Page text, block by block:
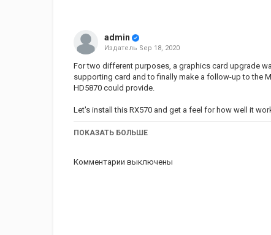
admin
Издатель Sep 18, 2020
For two different purposes, a graphics card upgrade
supporting card and to finally make a follow-up to the
HD5870 could provide.
Let's install this RX570 and get a feel for how well it
Категория iMac
ПОКАЗАТЬ БОЛЬШЕ
Комментарии выключены